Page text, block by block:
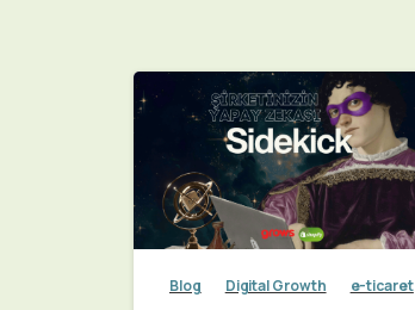
Blog Digital Growth e-ticaret